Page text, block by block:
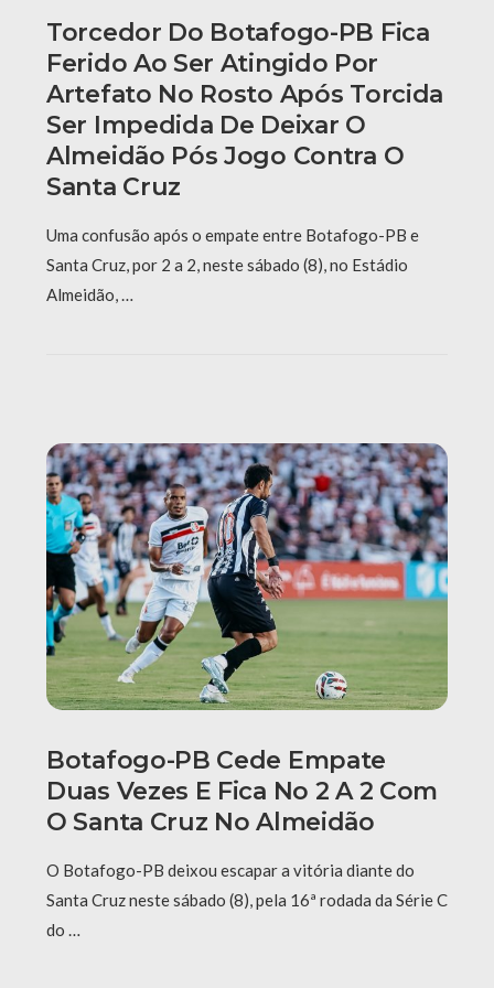
Torcedor Do Botafogo-PB Fica
Ferido Ao Ser Atingido Por
Artefato No Rosto Após Torcida
Ser Impedida De Deixar O
Almeidão Pós Jogo Contra O
Santa Cruz
Uma confusão após o empate entre Botafogo-PB e
Santa Cruz, por 2 a 2, neste sábado (8), no Estádio
Almeidão, …
Botafogo-PB Cede Empate
Duas Vezes E Fica No 2 A 2 Com
O Santa Cruz No Almeidão
O Botafogo-PB deixou escapar a vitória diante do
Santa Cruz neste sábado (8), pela 16ª rodada da Série C
do …